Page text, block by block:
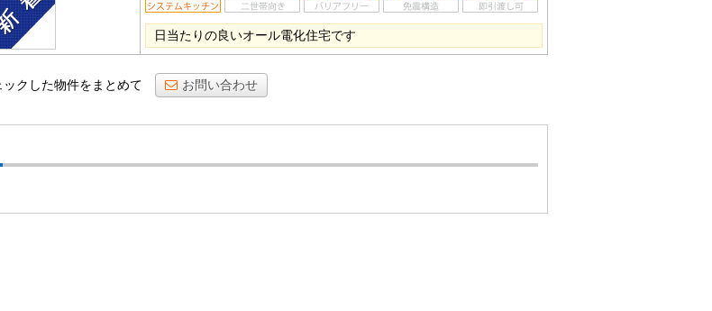
日当たりの良いオール電化住宅です
ックした物件をまとめて お問い合わせ